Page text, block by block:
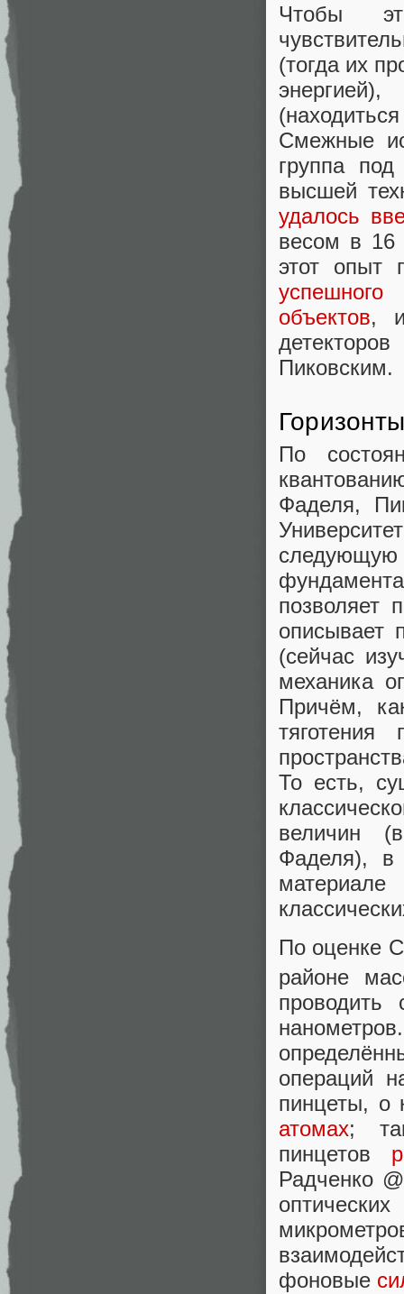
Чтобы
(тогда их
Смежные
группа
высшей
удалось
весом в 16
этот опыт
объектов,
Пиковским.
По
Фаделя,
следующую
позволяет
описывает
(сейчас
механика
Причём,
тяготения
То есть,
величин
Фаделя),
По оценке
районе
операций
пинцеты, о
атомах;
пинцетов
Радченко
фоновые